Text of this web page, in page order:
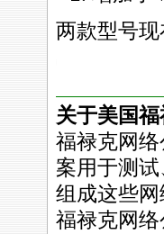
两款型号
关于美国
福禄克网
案用于测
组成这些
福禄克网